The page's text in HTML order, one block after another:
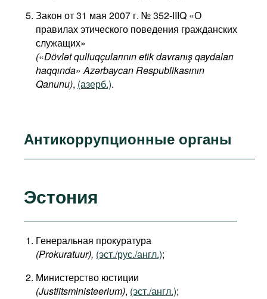
Закон от 31 мая 2007 г. № 352-IIIQ «О
правилах этического поведения гражданских
служащих»
(«Dövlət qulluqçularının etik davranış qaydaları
haqqında»Azərbaycan Respublikasının
Qanunu), (азерб.).
Антикоррупционные органы
Эстония
Генеральная прокуратура
(Prokuratuur), (эст./рус./англ.);
Министерство юстиции
(Justiitsministeerium), (эст./англ.);